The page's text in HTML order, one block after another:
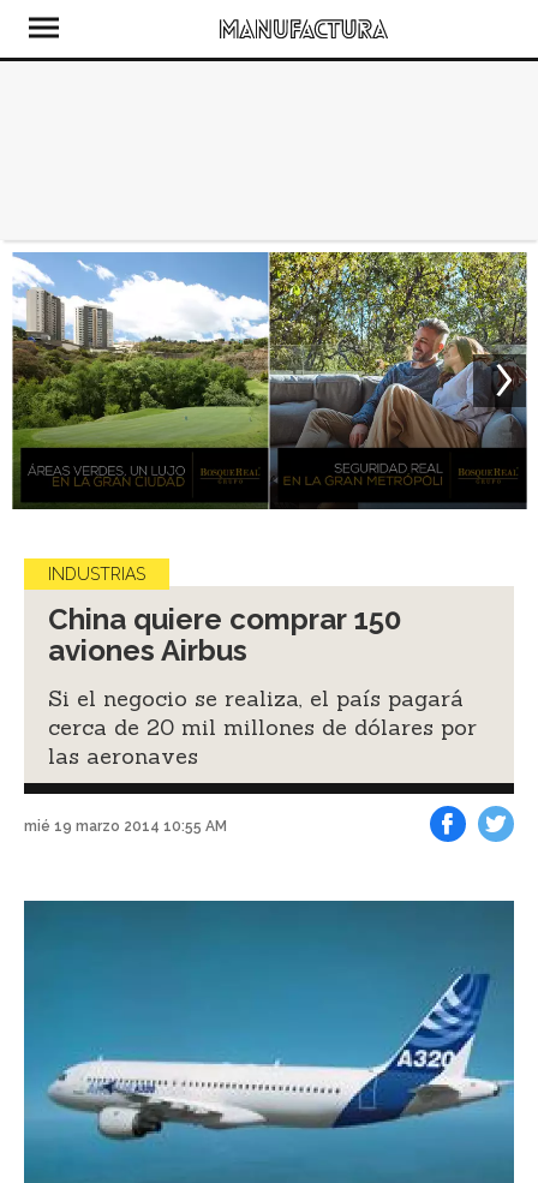
INDUSTRIAS
China quiere comprar 150
aviones Airbus
Si el negocio se realiza, el país pagará
cerca de 20 mil millones de dólares por
las aeronaves
mié 19 marzo 2014 10:55 AM